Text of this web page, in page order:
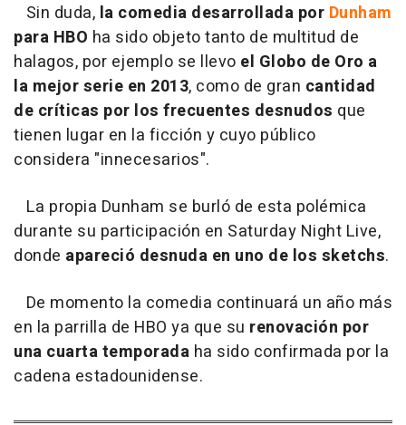
Sin duda, la comedia desarrollada por Dunham
para HBO ha sido objeto tanto de multitud de
halagos, por ejemplo se llevo el Globo de Oro a
la mejor serie en 2013, como de gran cantidad
de críticas por los frecuentes desnudos que
tienen lugar en la ficción y cuyo público
considera "innecesarios".
La propia Dunham se burló de esta polémica
durante su participación en Saturday Night Live,
donde apareció desnuda en uno de los sketchs.
De momento la comedia continuará un año más
en la parrilla de HBO ya que su renovación por
una cuarta temporada ha sido confirmada por la
cadena estadounidense.